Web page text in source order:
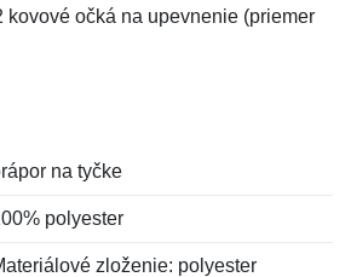
kovové očká na upevnenie (priemer
na tyčke
polyester
zloženie: polyester